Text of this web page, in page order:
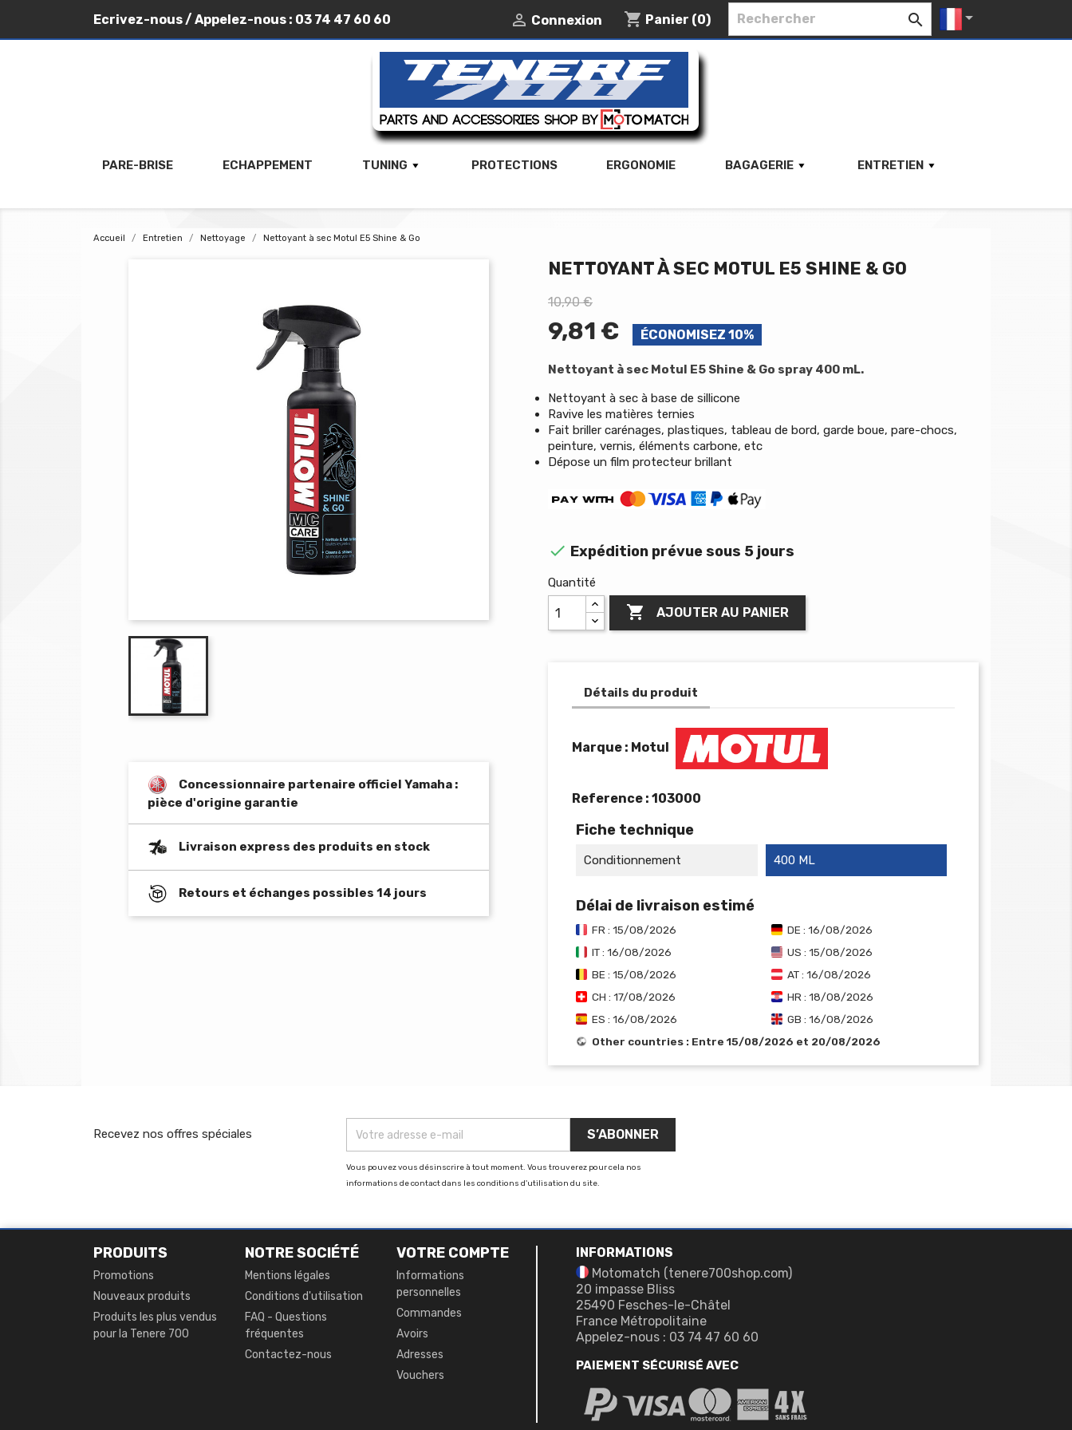
Ecrivez-nous/ Appelez-nous : 03 74 47 60 60  Connexion shopping_cart Panier (0)  
PARE-BRISE ECHAPPEMENT TUNING PROTECTIONS ERGONOMIE BAGAGERIE ENTRETIEN
Accueil Entretien Nettoyage Nettoyant à sec Motul E5 Shine & Go
Concessionnaire partenaire officiel Yamaha :
pièce d'origine garantie
Livraison express des produits en stock
Retours et échanges possibles 14 jours
NETTOYANT À SEC MOTUL E5 SHINE & GO
10,90 €
9,81 € ÉCONOMISEZ 10%
Nettoyant à sec Motul E5 Shine & Go spray 400 mL.
Nettoyant à sec à base de sillicone
Ravive les matières ternies
Fait briller carénages, plastiques, tableau de bord, garde boue, pare-chocs,
peinture, vernis, éléments carbone, etc
Dépose un film protecteur brillant
 Expédition prévue sous 5 jours
Quantité
 AJOUTER AU PANIER
Détails du produit
Marque : Motul
Reference : 103000
Fiche technique
Conditionnement 400 ML
Délai de livraison estimé
FR : 15/08/2026
DE : 16/08/2026
IT : 16/08/2026
US : 15/08/2026
BE : 15/08/2026
AT : 16/08/2026
CH : 17/08/2026
HR : 18/08/2026
ES : 16/08/2026
GB : 16/08/2026
Other countries : Entre 15/08/2026 et 20/08/2026
Recevez nos offres spéciales
Vous pouvez vous désinscrire à tout moment. Vous trouverez pour cela nos
informations de contact dans les conditions d'utilisation du site.
PRODUITS
Promotions
Nouveaux produits
Produits les plus vendus
pour la Tenere 700
NOTRE SOCIÉTÉ
Mentions légales
Conditions d'utilisation
FAQ - Questions
fréquentes
Contactez-nous
VOTRE COMPTE
Informations
personnelles
Commandes
Avoirs
Adresses
Vouchers
INFORMATIONS
Motomatch (tenere700shop.com)
20 impasse Bliss
25490 Fesches-le-Châtel
France Métropolitaine
Appelez-nous : 03 74 47 60 60
PAIEMENT SÉCURISÉ AVEC